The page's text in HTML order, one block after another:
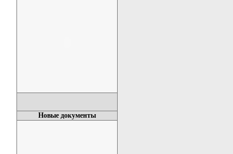
Новые документы